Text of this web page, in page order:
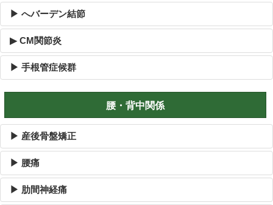
▶ へバーデン結節
▶ CM関節炎
▶ 手根管症候群
腰・背中関係
▶ 産後骨盤矯正
▶ 腰痛
▶ 肋間神経痛